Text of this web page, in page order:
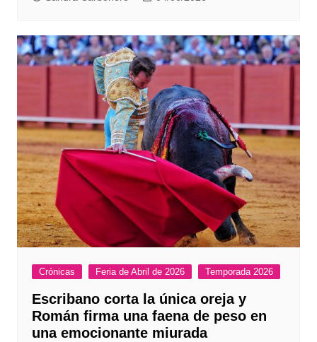
Crónicas Feria de Abril de 2026 Temporada 2026
Escribano corta la única oreja y
Román firma una faena de peso en
una emocionante miurada